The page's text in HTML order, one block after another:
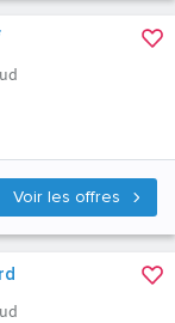
Voir les offres